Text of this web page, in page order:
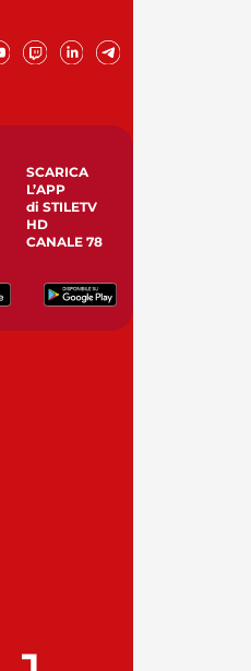
SCARICA
L’APP
di STILETV
HD
CANALE 78